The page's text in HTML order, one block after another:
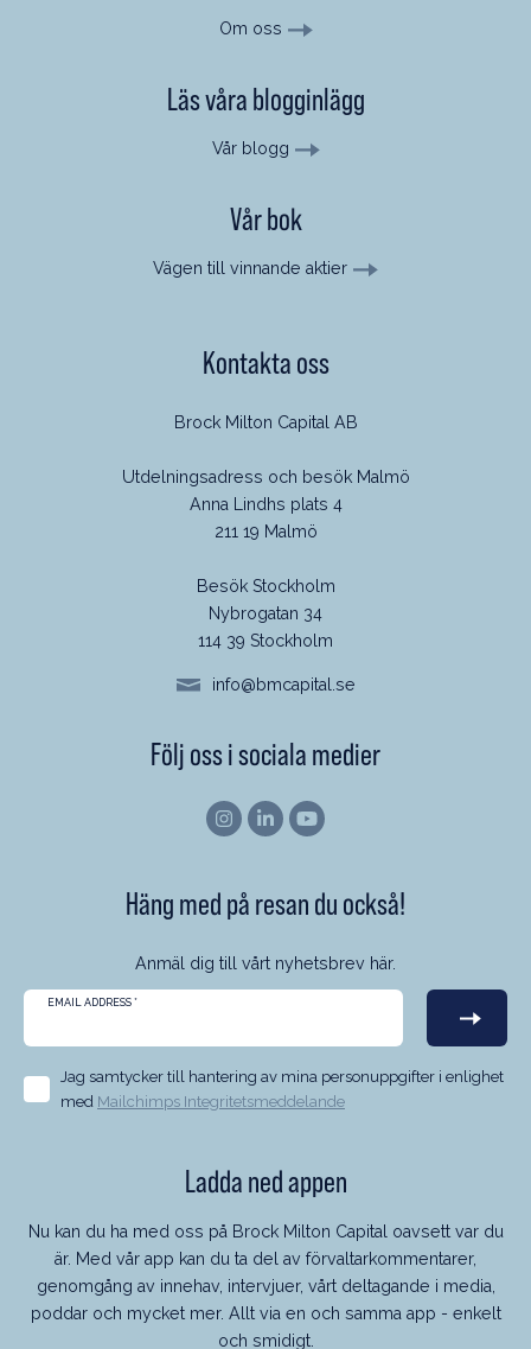
Om oss
Läs våra blogginlägg
Vår blogg
Vår bok
Vägen till vinnande aktier
Kontakta oss
Brock Milton Capital AB
Utdelningsadress och besök Malmö
Anna Lindhs plats 4
211 19 Malmö
Besök Stockholm
Nybrogatan 34
114 39 Stockholm
info@bmcapital.se
Följ oss i sociala medier
Häng med på resan du också!
Anmäl dig till vårt nyhetsbrev här.
EMAIL ADDRESS *
Jag samtycker till hantering av mina personuppgifter i enlighet
med Mailchimps Integritetsmeddelande
Ladda ned appen
Nu kan du ha med oss på Brock Milton Capital oavsett var du
är. Med vår app kan du ta del av förvaltarkommentarer,
genomgång av innehav, intervjuer, vårt deltagande i media,
poddar och mycket mer. Allt via en och samma app - enkelt
och smidigt.